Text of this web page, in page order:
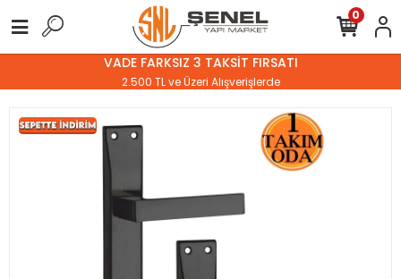
VADE FARKSIZ 3 TAKSİT FIRSATI
2.500 TL ve Üzeri Alışverişlerde
0